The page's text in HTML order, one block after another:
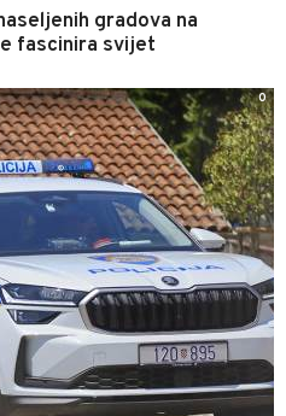
gradova na
fascinira svijet
0